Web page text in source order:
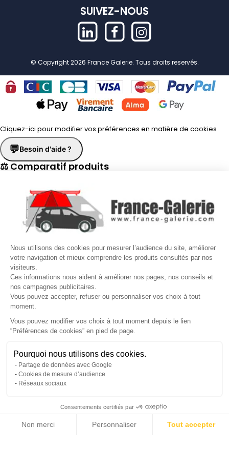
Nous utilisons des cookies pour mesurer l’audience du site, améliorer
votre navigation et mieux comprendre les produits consultés par nos
visiteurs.
Ces informations nous aident à améliorer nos pages, nos conseils et
nos campagnes publicitaires.
Vous pouvez accepter, refuser ou personnaliser vos choix à tout
moment.
Vous pouvez modifier vos choix à tout moment depuis le lien
“Préférences de cookies” en pied de page.
Pourquoi nous utilisons des cookies.
Partage de données avec Google
Cookies de mesure d’audience
Réseaux sociaux
Consentements certifiés par
Non merci Personnaliser Tout accepter
Gérer mes cookies
SUIVEZ-NOUS
© Copyright 2026 France Galerie. Tous droits reservés.
Cliquez-ici pour modifier vos préférences en matière de cookies
💬Besoin d'aide ?
Une question ? Nous sommes là pour vous accompagner
Non, merci
⚖ Comparatif produits
📋 Fiche technique
Demander un rappel
Nos conseillers vous rappellent duLundi au Vendredide8h30 à
17h30.
Nom* Prénom*
Téléphone
Créneau
Annuler Envoyer